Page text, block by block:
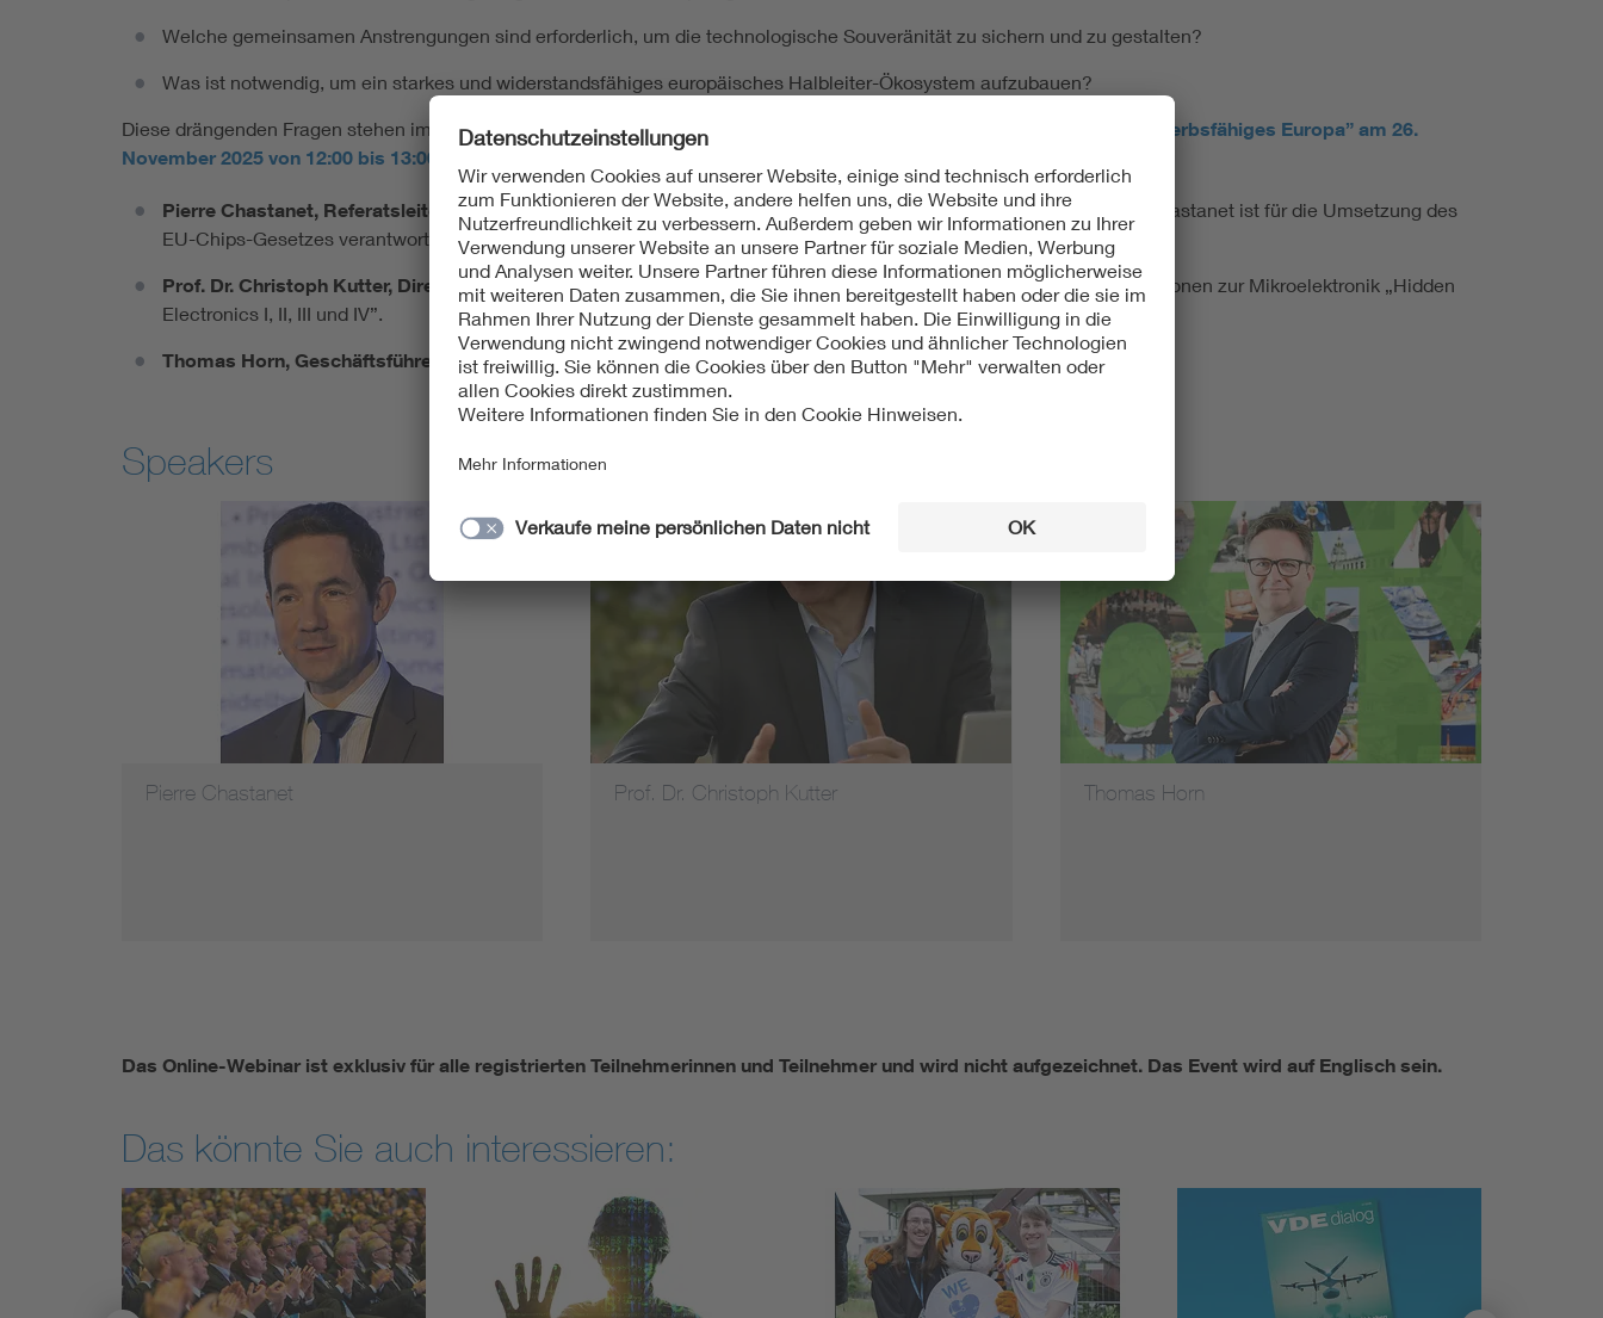
Welche gemeinsamen Anstrengungen sind erforderlich, um die technologische Souveränität zu sichern und zu gestalten?
Was ist notwendig, um ein starkes und widerstandsfähiges europäisches Halbleiter-Ökosystem aufzubauen?
Diese drängenden Fragen stehen im Mittelpunkt unseres kommenden
Online-Webinars „Mikroelektronik für ein wettbewerbsfähiges Europa” am 26.
November 2025 von 12:00 bis 13:00 Uhr (MEZ)
mit folgenden Referenten:
Pierre Chastanet, Referatsleiter für Mikroelektronik und Photonik, Europäische Kommission, GD CONNECT
– Chastanet ist für die Umsetzung des
EU-Chips-Gesetzes verantwortlich.
Prof. Dr. Christoph Kutter, Direktor des Fraunhofer-Instituts EMFT, VDE Vizepräsident– Mitautor der VDE-Publikationen zur Mikroelektronik „Hidden
Electronics I, II, III und IV”.
Thomas Horn, Geschäftsführer der Wirtschaftsförderungsgesellschaft Sachsen(WFS)
Speakers
Pierre Chastanet Prof. Dr. Christoph Kutter Thomas Horn
Das Online-Webinar ist exklusiv für alle registrierten Teilnehmerinnen und Teilnehmer und wird nicht aufgezeichnet. Das Event wird auf Englisch sein.
Das könnte Sie auch interessieren: